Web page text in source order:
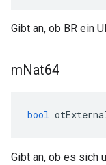
Gibt an, ob BR ein
mNat64
bool
Gibt an, ob es sich